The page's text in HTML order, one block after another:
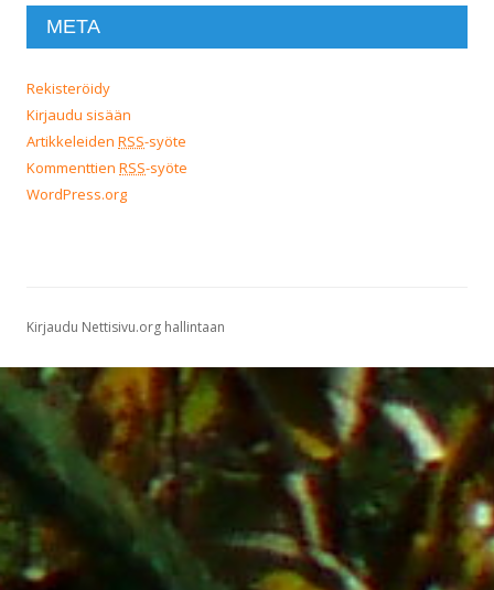
META
Rekisteröidy
Kirjaudu sisään
Artikkeleiden RSS-syöte
Kommenttien RSS-syöte
WordPress.org
Kirjaudu Nettisivu.org hallintaan